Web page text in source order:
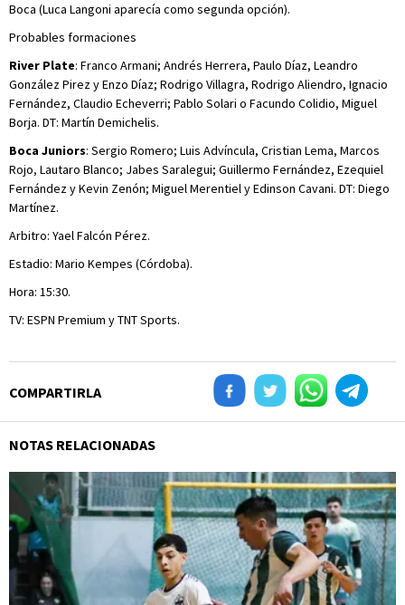
Boca (Luca Langoni aparecía como segunda opción).
Probables formaciones
River Plate: Franco Armani; Andrés Herrera, Paulo Díaz, Leandro
González Pirez y Enzo Díaz; Rodrigo Villagra, Rodrigo Aliendro, Ignacio
Fernández, Claudio Echeverri; Pablo Solari o Facundo Colidio, Miguel
Borja. DT: Martín Demichelis.
Boca Juniors: Sergio Romero; Luis Advíncula, Cristian Lema, Marcos
Rojo, Lautaro Blanco; Jabes Saralegui; Guillermo Fernández, Ezequiel
Fernández y Kevin Zenón; Miguel Merentiel y Edinson Cavani. DT: Diego
Martínez.
Arbitro: Yael Falcón Pérez.
Estadio: Mario Kempes (Córdoba).
Hora: 15:30.
TV: ESPN Premium y TNT Sports.
COMPARTIRLA
NOTAS RELACIONADAS